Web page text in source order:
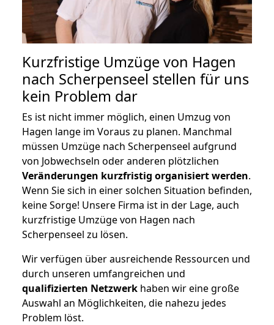
Kurzfristige Umzüge von Hagen
nach Scherpenseel stellen für uns
kein Problem dar
Es ist nicht immer möglich, einen Umzug von
Hagen lange im Voraus zu planen. Manchmal
müssen Umzüge nach Scherpenseel aufgrund
von Jobwechseln oder anderen plötzlichen
Veränderungen kurzfristig organisiert werden.
Wenn Sie sich in einer solchen Situation befinden,
keine Sorge! Unsere Firma ist in der Lage, auch
kurzfristige Umzüge von Hagen nach
Scherpenseel zu lösen.
Wir verfügen über ausreichende Ressourcen und
durch unseren umfangreichen und
qualifizierten Netzwerk haben wir eine große
Auswahl an Möglichkeiten, die nahezu jedes
Problem löst.